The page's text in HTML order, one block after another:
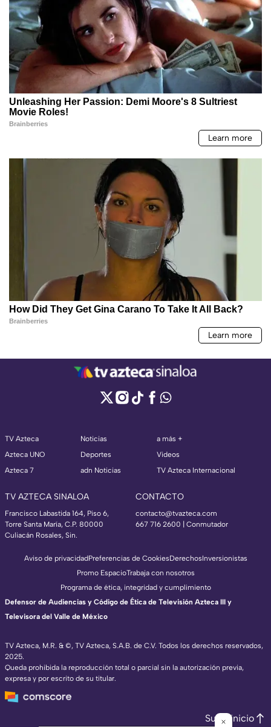
TV Azteca
Azteca UNO
Azteca 7
Noticias
Deportes
adn Noticias
a más +
Videos
TV Azteca Internacional
TV AZTECA SINALOA
Francisco Labastida 164, Piso 6,
Torre Santa María, C.P. 80000
Culiacán Rosales, Sin.
CONTACTO
contacto@tvazteca.com
667 716 2600 | Conmutador
TV Azteca, M.R. & ©, TV Azteca, S.A.B. de C.V. Todos los derechos reservados,
2025.
Queda prohibida la reproducción total o parcial sin la autorización previa,
expresa y por escrito de su titular.
Aviso de privacidadPreferencias de CookiesDerechosInversionistas
Promo EspacioTrabaja con nosotros
Programa de ética, integridad y cumplimiento
Defensor de Audiencias y Código de Ética de Televisión Azteca III y
Televisora del Valle de México
Subir inicio